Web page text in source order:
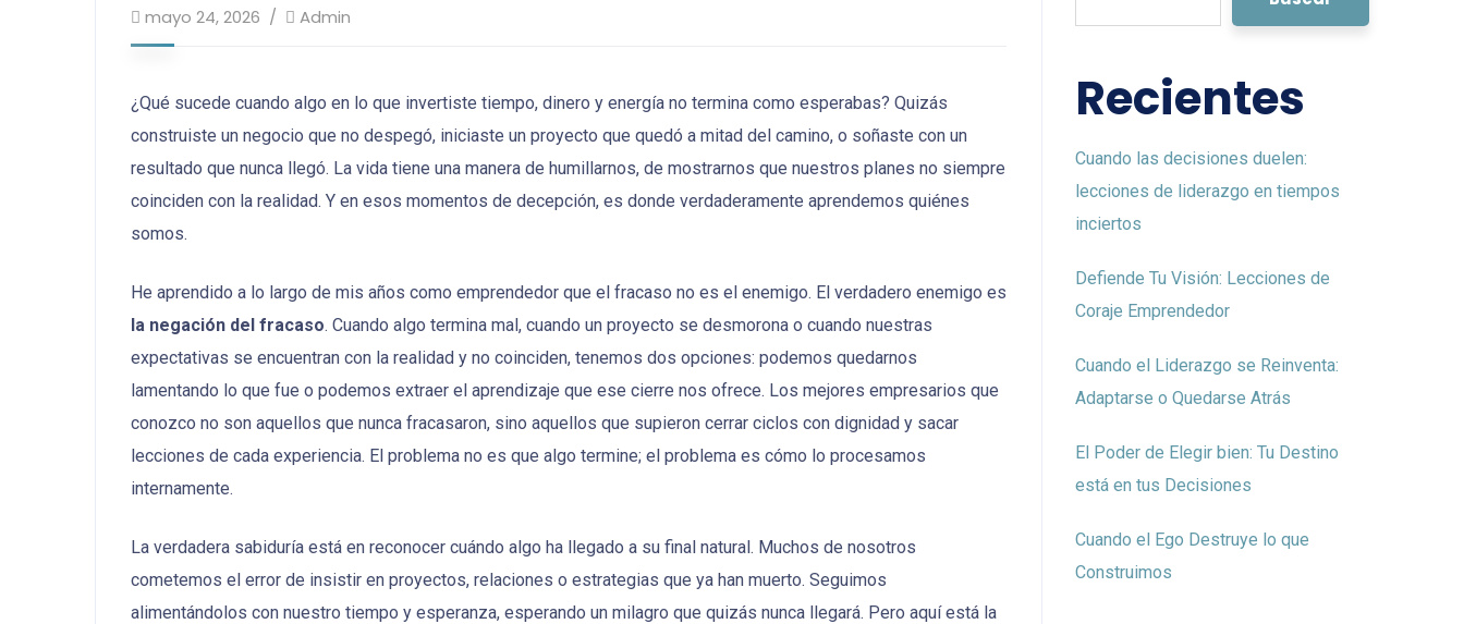
mayo 24, 2026 Admin
¿Qué sucede cuando algo en lo que invertiste tiempo, dinero y energía no termina como esperabas? Quizás
construiste un negocio que no despegó, iniciaste un proyecto que quedó a mitad del camino, o soñaste con un
resultado que nunca llegó. La vida tiene una manera de humillarnos, de mostrarnos que nuestros planes no siempre
coinciden con la realidad. Y en esos momentos de decepción, es donde verdaderamente aprendemos quiénes
somos.
He aprendido a lo largo de mis años como emprendedor que el fracaso no es el enemigo. El verdadero enemigo es
la negación del fracaso. Cuando algo termina mal, cuando un proyecto se desmorona o cuando nuestras
expectativas se encuentran con la realidad y no coinciden, tenemos dos opciones: podemos quedarnos
lamentando lo que fue o podemos extraer el aprendizaje que ese cierre nos ofrece. Los mejores empresarios que
conozco no son aquellos que nunca fracasaron, sino aquellos que supieron cerrar ciclos con dignidad y sacar
lecciones de cada experiencia. El problema no es que algo termine; el problema es cómo lo procesamos
internamente.
La verdadera sabiduría está en reconocer cuándo algo ha llegado a su final natural. Muchos de nosotros
cometemos el error de insistir en proyectos, relaciones o estrategias que ya han muerto. Seguimos
alimentándolos con nuestro tiempo y esperanza, esperando un milagro que quizás nunca llegará. Pero aquí está la
Recientes
Cuando las decisiones duelen:
lecciones de liderazgo en tiempos
inciertos
Defiende Tu Visión: Lecciones de
Coraje Emprendedor
Cuando el Liderazgo se Reinventa:
Adaptarse o Quedarse Atrás
El Poder de Elegir bien: Tu Destino
está en tus Decisiones
Cuando el Ego Destruye lo que
Construimos